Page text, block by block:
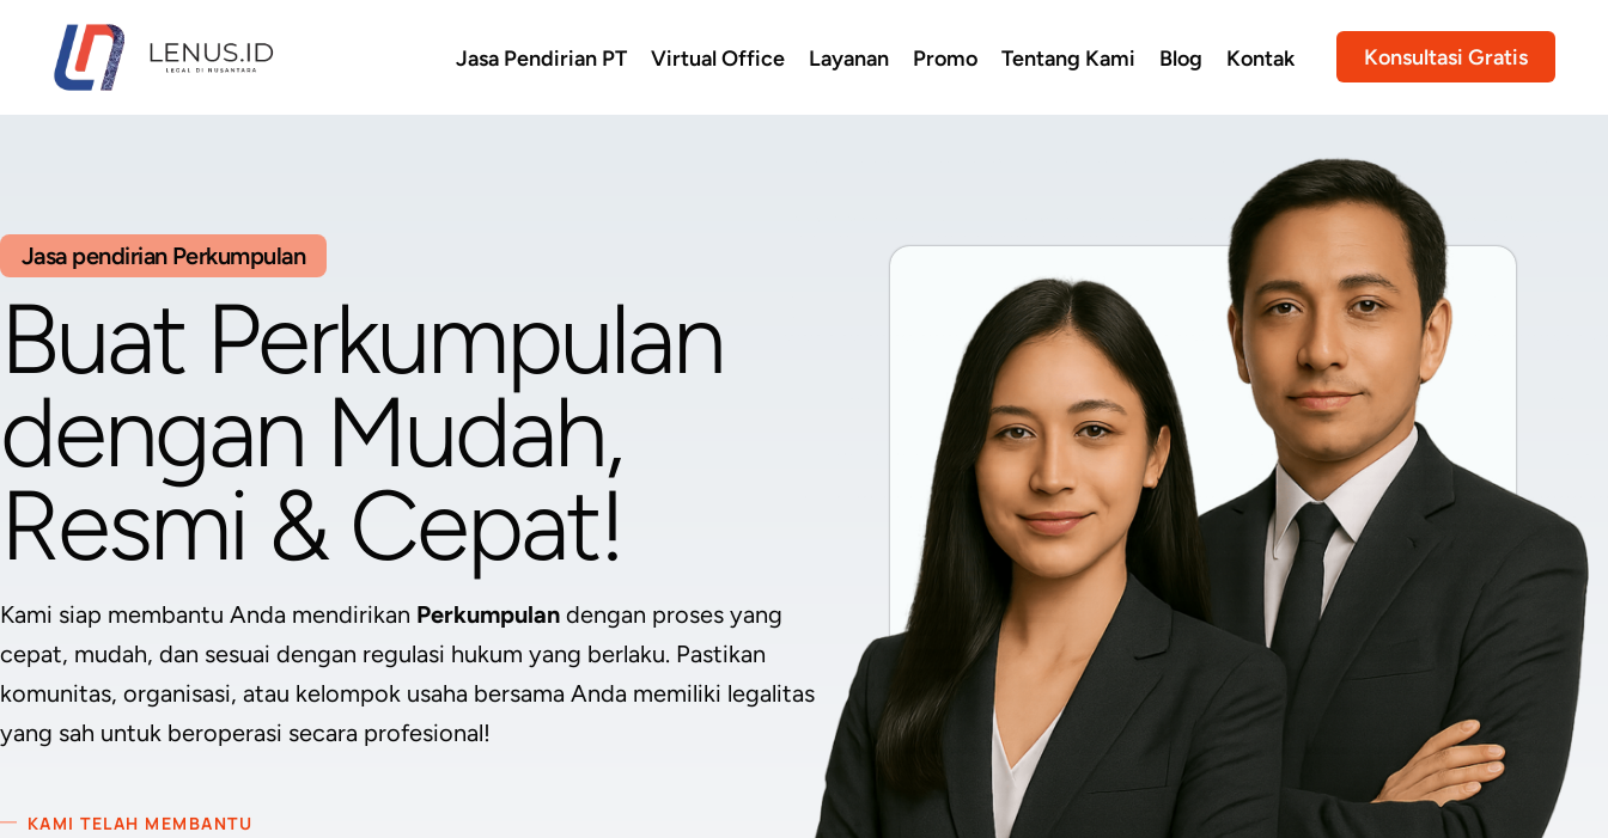
Jasa Pendirian PT Virtual Office Layanan Promo Tentang Kami Blog Kontak Konsultasi Gratis
Jasa pendirian Perkumpulan
Buat Perkumpulan
dengan Mudah,
Resmi & Cepat!
Kami siap membantu Anda mendirikan Perkumpulan dengan proses yang
cepat, mudah, dan sesuai dengan regulasi hukum yang berlaku. Pastikan
komunitas, organisasi, atau kelompok usaha bersama Anda memiliki legalitas
yang sah untuk beroperasi secara profesional!
KAMI TELAH MEMBANTU